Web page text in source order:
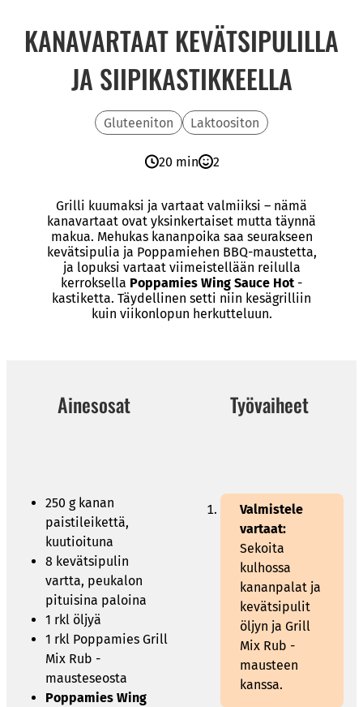
KANAVARTAAT KEVÄTSIPULILLA
JA SIIPIKASTIKKEELLA
Gluteeniton Laktoositon
20 min 2
Grilli kuumaksi ja vartaat valmiiksi – nämä
kanavartaat ovat yksinkertaiset mutta täynnä
makua. Mehukas kananpoika saa seurakseen
kevätsipulia ja Poppamiehen BBQ-maustetta,
ja lopuksi vartaat viimeistellään reilulla
kerroksella Poppamies Wing Sauce Hot-
kastiketta. Täydellinen setti niin kesägrilliin
kuin viikonlopun herkutteluun.
Ainesosat Työvaiheet
250 g kanan
paistileikettä,
kuutioituna
8 kevätsipulin
vartta, peukalon
pituisina paloina
1 rkl öljyä
1 rkl Poppamies Grill
Mix Rub -
mausteseosta
Poppamies Wing
Valmistele
vartaat:
Sekoita
kulhossa
kananpalat ja
kevätsipulit
öljyn ja Grill
Mix Rub -
mausteen
kanssa.